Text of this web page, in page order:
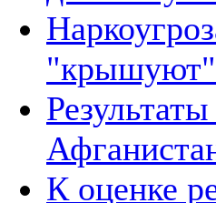
К оценке